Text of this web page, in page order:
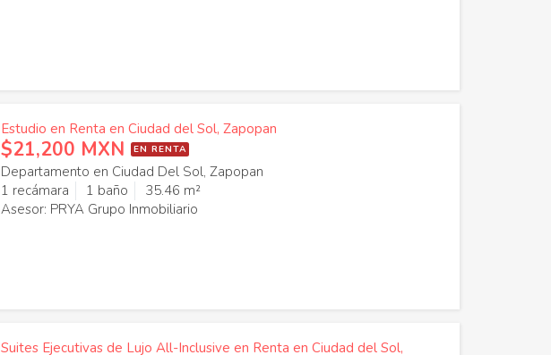
Estudio en Renta en Ciudad del Sol, Zapopan
$21,200 MXN EN RENTA
Departamento en Ciudad Del Sol, Zapopan
1 recámara
1 baño
35.46 m²
Asesor: PRYA Grupo Inmobiliario
Suites Ejecutivas de Lujo All-Inclusive en Renta en Ciudad del Sol,